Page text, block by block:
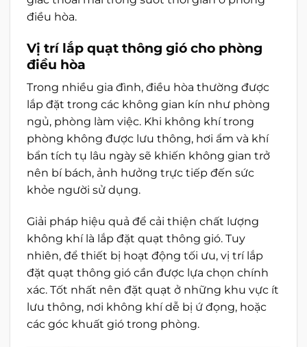
điều hòa.
Vị trí lắp quạt thông gió cho phòng
điều hòa
Trong nhiều gia đình, điều hòa thường được
lắp đặt trong các không gian kín như phòng
ngủ, phòng làm việc. Khi không khí trong
phòng không được lưu thông, hơi ẩm và khí
bẩn tích tụ lâu ngày sẽ khiến không gian trở
nên bí bách, ảnh hưởng trực tiếp đến sức
khỏe người sử dụng.
Giải pháp hiệu quả để cải thiện chất lượng
không khí là lắp đặt quạt thông gió. Tuy
nhiên, để thiết bị hoạt động tối ưu, vị trí lắp
đặt quạt thông gió cần được lựa chọn chính
xác. Tốt nhất nên đặt quạt ở những khu vực ít
lưu thông, nơi không khí dễ bị ứ đọng, hoặc
các góc khuất gió trong phòng.